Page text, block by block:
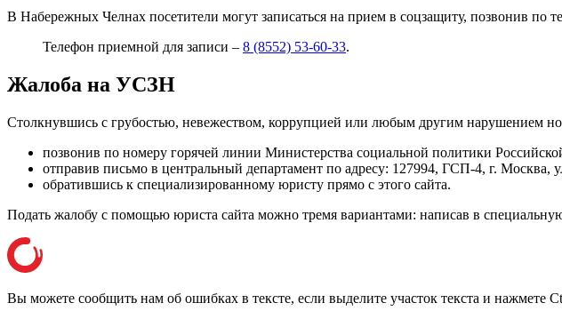
В Набережных Челнах посетители могут записаться на прием в соцзащиту, позвонив по
Телефон приемной для записи – 8 (8552) 53-60-33.
Жалоба на УСЗН
Столкнувшись с грубостью, невежеством, коррупцией или любым другим нарушением
позвонив по номеру горячей линии Министерства социальной политики
отправив письмо в центральный департамент по адресу: 127994, ГСП-4, г. Москва,
обратившись к специализированному юристу прямо с этого сайта.
Подать жалобу с помощью юриста сайта можно тремя вариантами: написав в
Вы можете сообщить нам об ошибках в тексте, если выделите участок текста и нажмете